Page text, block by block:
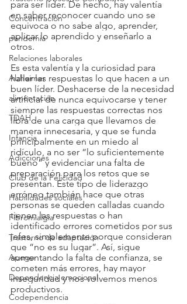
Concentración
pandemia
Relaciones laborales
Alzheimer
alimentación
TDAH
Infancia
Adicciones
Club de la Felicidad
Habilidades sociales
Fibromialgia
Trastorno de adaptación
Apego
Dependencia emocional
Codependencia
para ser líder. De hecho, hay valentía
en saber reconocer cuando uno se
equivoca o no sabe algo, aprender,
aplicar lo aprendido y enseñarlo a
otros.
Es esta valentía y la curiosidad para
hallar las respuestas lo que hacen a un
buen líder. Deshacerse de la necesidad
artificial de nunca equivocarse y tener
siempre las respuestas correctas nos
libra de una carga que llevamos de
manera innecesaria, y que se funda
principalmente en un miedo al
ridículo, a no ser “lo suficientemente
bueno” y evidenciar una falta de
preparación para los retos que se
presentan. Este tipo de liderazgo
erróneo también hace que otras
personas se queden calladas cuando
tienen las respuestas o han
identificado errores cometidos por sus
jefes, simplemente porque consideran
que “no es su lugar”. Así, sigue
aumentando la falta de confianza, se
cometen más errores, hay mayor
inseguridad y nos volvemos menos
productivos.